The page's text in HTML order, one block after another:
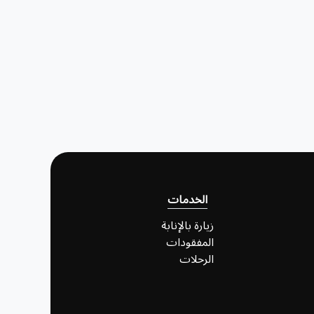
الخدمات
زيارة بالإنابة
المفقودات
الرحلات